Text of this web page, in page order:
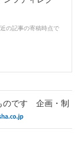
の記事の寄稿時点で
のです 企画・制